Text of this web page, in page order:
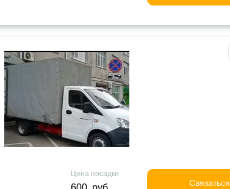
Цена посадки
Связаться